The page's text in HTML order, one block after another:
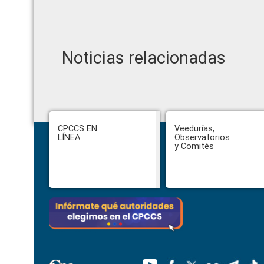
Noticias relacionadas
Footer
CPCCS EN
LÍNEA
Veedurías,
Observatorios
y Comités